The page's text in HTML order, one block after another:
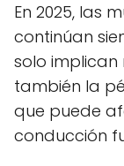
En 2025, las
continúan
solo implican
también la
que puede
conducción